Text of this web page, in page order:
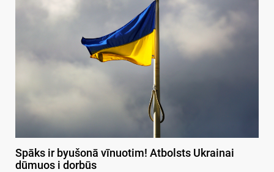
Spāks ir byušonā vīnuotim! Atbolsts Ukrainai
dūmuos i dorbūs